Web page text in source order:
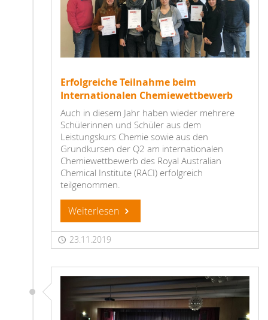
Erfolgreiche Teilnahme beim
Internationalen Chemiewettbewerb
Auch in diesem Jahr haben wieder mehrere
Schülerinnen und Schüler aus dem
Leistungskurs Chemie sowie aus den
Grundkursen der Q2 am internationalen
Chemiewettbewerb des Royal Australian
Chemical Institute (RACI) erfolgreich
teilgenommen.
Weiterlesen
23.11.2019